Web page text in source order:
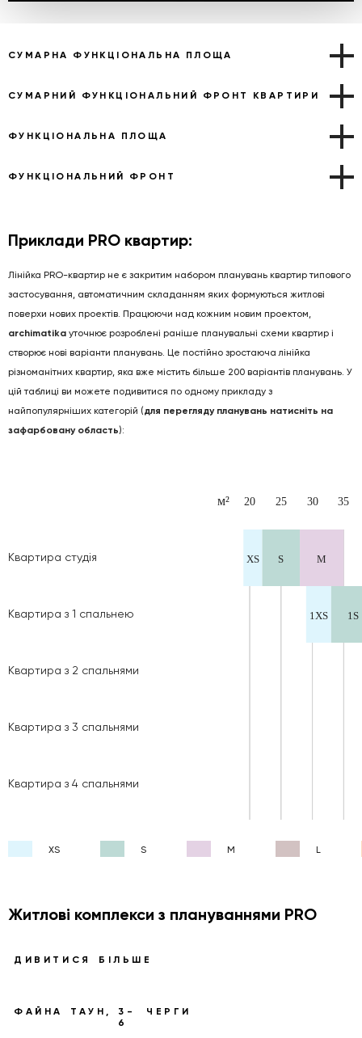
СУМАРНА ФУНКЦІОНАЛЬНА ПЛОЩА
СУМАРНИЙ ФУНКЦІОНАЛЬНИЙ ФРОНТ КВАРТИРИ
ФУНКЦІОНАЛЬНА ПЛОЩА
ФУНКЦІОНАЛЬНИЙ ФРОНТ
Приклади PRO квартир:
Лінійка PRO-квартир не є закритим набором планувань квартир типового
застосування, автоматичним складанням яких формуються житлові
поверхи нових проектів. Працюючи над кожним новим проектом,
archimatika уточнює розроблені раніше планувальні схеми квартир і
створює нові варіанти планувань. Це постійно зростаюча лінійка
різноманітних квартир, яка вже містить більше 200 варіантів планувань. У
цій таблиці ви можете подивитися по одному прикладу з
найпопулярніших категорій (для перегляду планувань натисніть на
зафарбовану область):
Квартира студія
Квартира з 1 спальнею
Квартира з 2 спальнями
Квартира з 3 спальнями
Квартира з 4 спальнями
XS S M L
Житлові комплекси з плануваннями PRO
ДИВИТИСЯ
­ БІЛЬШЕ
ФАЙНА
­ ТАУН,
­
3-
6
­ ЧЕРГИ